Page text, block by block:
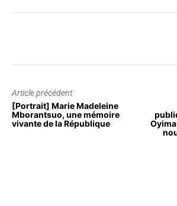
Article précédent
[Portrait] Marie Madeleine
Mborantsuo, une mémoire
vivante de la République